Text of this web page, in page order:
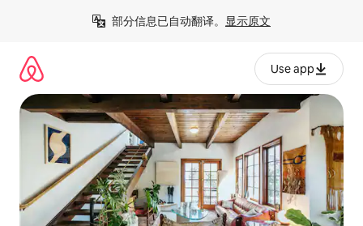
部分信息已自动翻译。 显示原文
Use app